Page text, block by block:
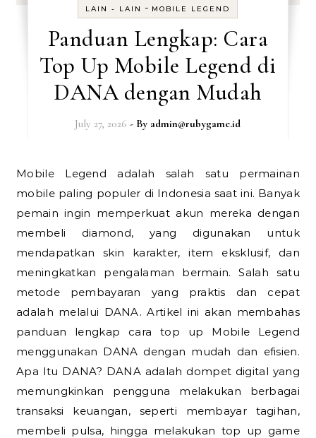
LAIN - LAIN - MOBILE LEGEND
Panduan Lengkap: Cara
Top Up Mobile Legend di
DANA dengan Mudah
July 27, 2026 - By admin@rubygame.id
Mobile Legend adalah salah satu permainan
mobile paling populer di Indonesia saat ini. Banyak
pemain ingin memperkuat akun mereka dengan
membeli diamond, yang digunakan untuk
mendapatkan skin karakter, item eksklusif, dan
meningkatkan pengalaman bermain. Salah satu
metode pembayaran yang praktis dan cepat
adalah melalui DANA. Artikel ini akan membahas
panduan lengkap cara top up Mobile Legend
menggunakan DANA dengan mudah dan efisien.
Apa Itu DANA? DANA adalah dompet digital yang
memungkinkan pengguna melakukan berbagai
transaksi keuangan, seperti membayar tagihan,
membeli pulsa, hingga melakukan top up game